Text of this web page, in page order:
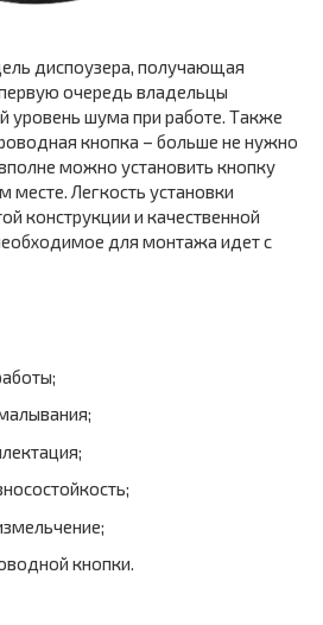
диспоузера, получающая
очередь владельцы
уровень шума при работе. Также
кнопка – больше не нужно
можно установить кнопку
Легкость установки
конструкции и качественной
для монтажа идет с
кнопки.